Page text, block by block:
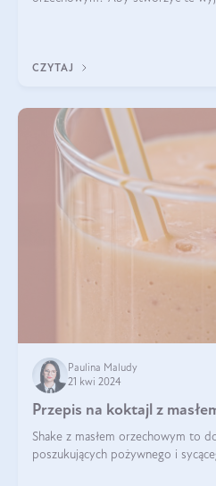
CZYTAJ
Paulina Maludy
21 kwi 2024
Przepis na koktajl z
Shake z masłem orzechowym to
poszukujących pożywnego i